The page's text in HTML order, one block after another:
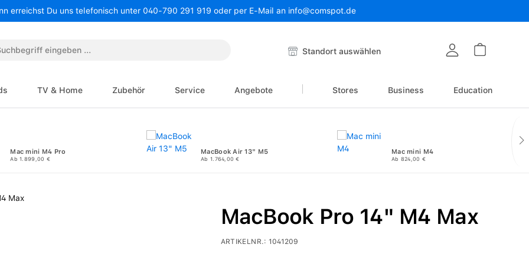
erreichst Du uns telefonisch unter 040-790 291 919 oder per E-Mail an info@comspot.de
Standort auswählen
TV & Home Zubehör Service Angebote Stores Business Education
Mac mini M4 Pro
Ab 1.899,00 €
MacBook Air 13" M5
Ab 1.764,00 €
Mac mini M4
Ab 824,00 €
MacBook Pro 14" M4 Max
ARTIKELNR.: 1041209